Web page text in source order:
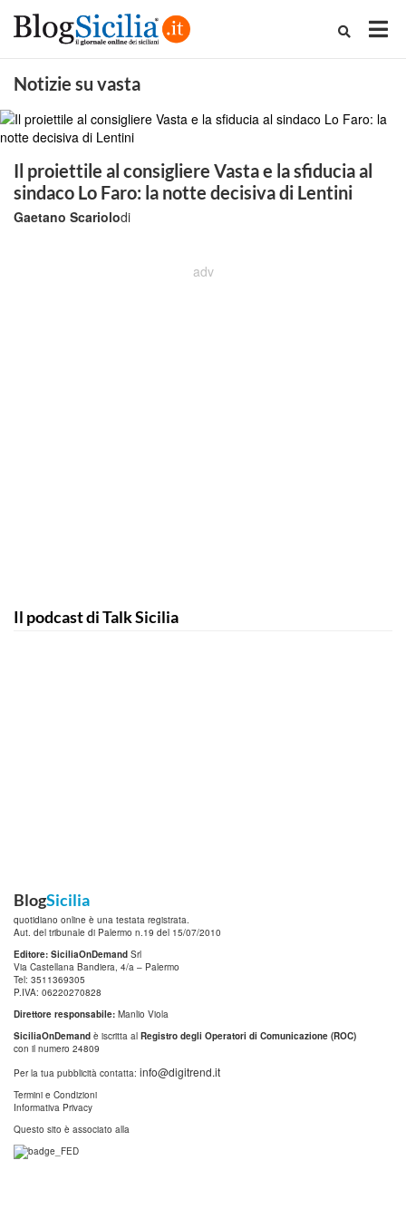
Notizie su vasta
Il proiettile al consigliere Vasta e la sfiducia al
sindaco Lo Faro: la notte decisiva di Lentini
di
Gaetano Scariolo
Il podcast di Talk Sicilia
BlogSicilia
quotidiano online è una testata registrata.
Aut. del tribunale di Palermo n.19 del 15/07/2010
Editore: SiciliaOnDemand Srl
Via Castellana Bandiera, 4/a – Palermo
Tel: 3511369305
P.IVA: 06220270828
Direttore responsabile: Manlio Viola
SiciliaOnDemand è iscritta al Registro degli Operatori di Comunicazione (ROC)
con il numero 24809
Per la tua pubblicità contatta: info@digitrend.it
Termini e Condizioni
Informativa Privacy
Questo sito è associato alla